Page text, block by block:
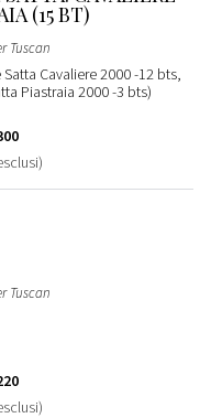
(15 BT)
Tuscan
Cavaliere 2000 -12 bts,
Piastraia 2000 -3 bts)
Tuscan